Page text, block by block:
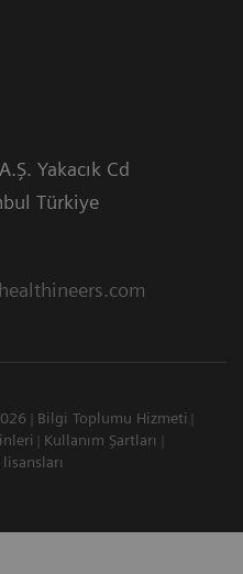
Yakacık Cd
Türkiye
Bilgi Toplumu Hizmeti
Kullanım Şartları